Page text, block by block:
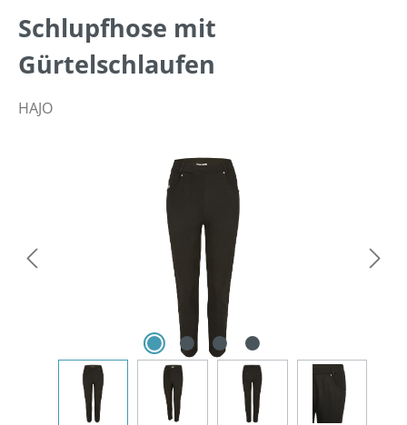
Schlupfhose mit
Gürtelschlaufen
HAJO
Bildergalerie überspringen